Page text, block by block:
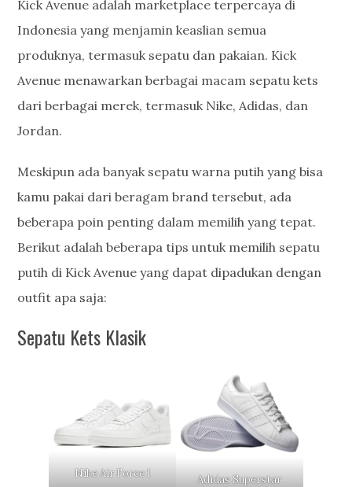
Kick Avenue adalah marketplace terpercaya di
Indonesia yang menjamin keaslian semua
produknya, termasuk sepatu dan pakaian. Kick
Avenue menawarkan berbagai macam sepatu kets
dari berbagai merek, termasuk Nike, Adidas, dan
Jordan.
Meskipun ada banyak sepatu warna putih yang bisa
kamu pakai dari beragam brand tersebut, ada
beberapa poin penting dalam memilih yang tepat.
Berikut adalah beberapa tips untuk memilih sepatu
putih di Kick Avenue yang dapat dipadukan dengan
outfit apa saja:
Sepatu Kets Klasik
Nike Air Force 1 Adidas Superstar